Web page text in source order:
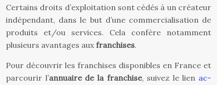
Certains droits d’exploitation sont cédés à un créateur
indépendant, dans le but d’une commercialisation de
produits et/ou services. Cela confère notamment
plusieurs avantages auxfranchises.
Pour découvrir les franchises disponibles en France et
parcourir l’annuaire de la franchise, suivez le lien ac-